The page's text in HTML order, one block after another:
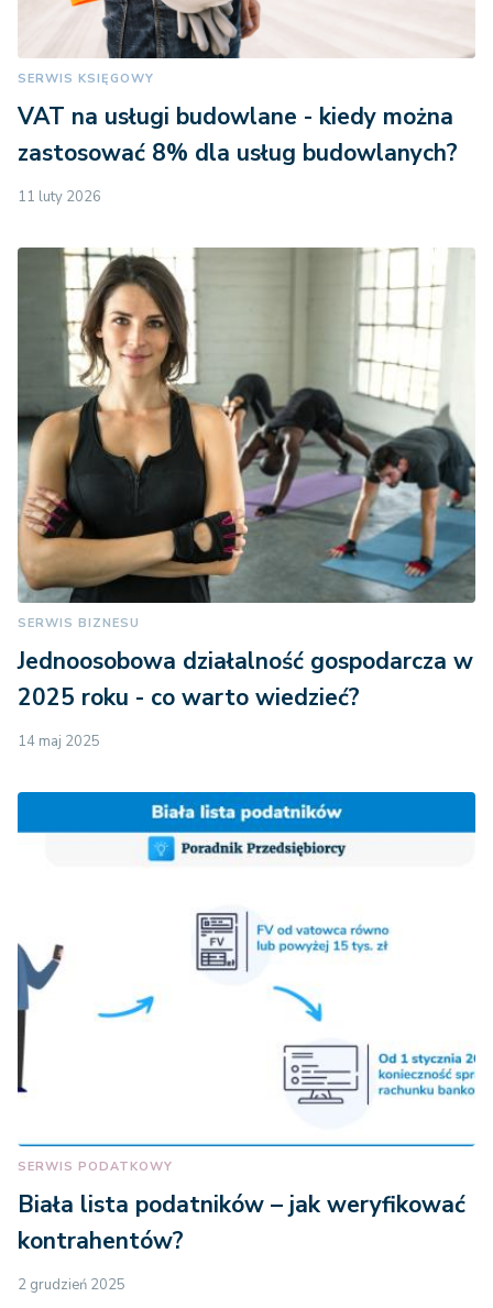
SERWIS KSIĘGOWY
VAT na usługi budowlane - kiedy można
zastosować 8% dla usług budowlanych?
11 luty 2026
SERWIS BIZNESU
Jednoosobowa działalność gospodarcza w
2025 roku - co warto wiedzieć?
14 maj 2025
SERWIS PODATKOWY
Biała lista podatników – jak weryfikować
kontrahentów?
2 grudzień 2025